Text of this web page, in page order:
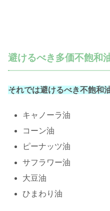
避けるべき多価不飽和
それでは避けるべき不飽和
キャノーラ油
コーン油
ピーナッツ油
サフラワー油
大豆油
ひまわり油